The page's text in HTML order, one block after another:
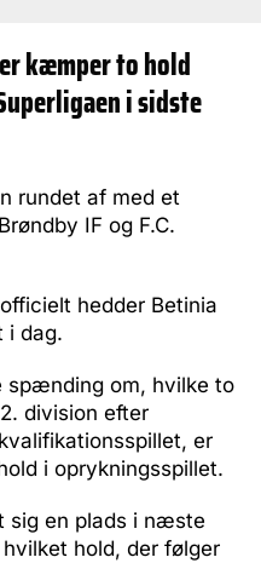
kæmper to hold
i sidste
rundet af med et
IF og F.C.
hedder Betinia
i dag.
spænding om, hvilke to
division efter
er
i oprykningsspillet.
sig en plads i næste
hold, der følger